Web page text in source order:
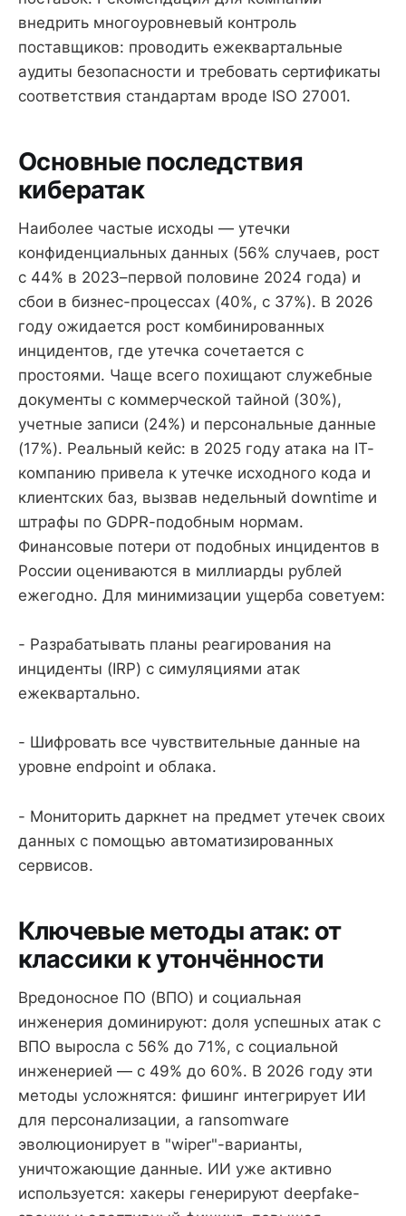
внедрить многоуровневый контроль
поставщиков: проводить ежеквартальные
аудиты безопасности и требовать сертификаты
соответствия стандартам вроде ISO 27001.
Основные последствия
кибератак
Наиболее частые исходы — утечки
конфиденциальных данных (56% случаев, рост
с 44% в 2023–первой половине 2024 года) и
сбои в бизнес-процессах (40%, с 37%). В 2026
году ожидается рост комбинированных
инцидентов, где утечка сочетается с
простоями. Чаще всего похищают служебные
документы с коммерческой тайной (30%),
учетные записи (24%) и персональные данные
(17%). Реальный кейс: в 2025 году атака на IT-
компанию привела к утечке исходного кода и
клиентских баз, вызвав недельный downtime и
штрафы по GDPR-подобным нормам.
Финансовые потери от подобных инцидентов в
России оцениваются в миллиарды рублей
ежегодно. Для минимизации ущерба советуем:
- Разрабатывать планы реагирования на
инциденты (IRP) с симуляциями атак
ежеквартально.
- Шифровать все чувствительные данные на
уровне endpoint и облака.
- Мониторить даркнет на предмет утечек своих
данных с помощью автоматизированных
сервисов.
Ключевые методы атак: от
классики к утончённости
Вредоносное ПО (ВПО) и социальная
инженерия доминируют: доля успешных атак с
ВПО выросла с 56% до 71%, с социальной
инженерией — с 49% до 60%. В 2026 году эти
методы усложнятся: фишинг интегрирует ИИ
для персонализации, а ransomware
эволюционирует в "wiper"-варианты,
уничтожающие данные. ИИ уже активно
используется: хакеры генерируют deepfake-